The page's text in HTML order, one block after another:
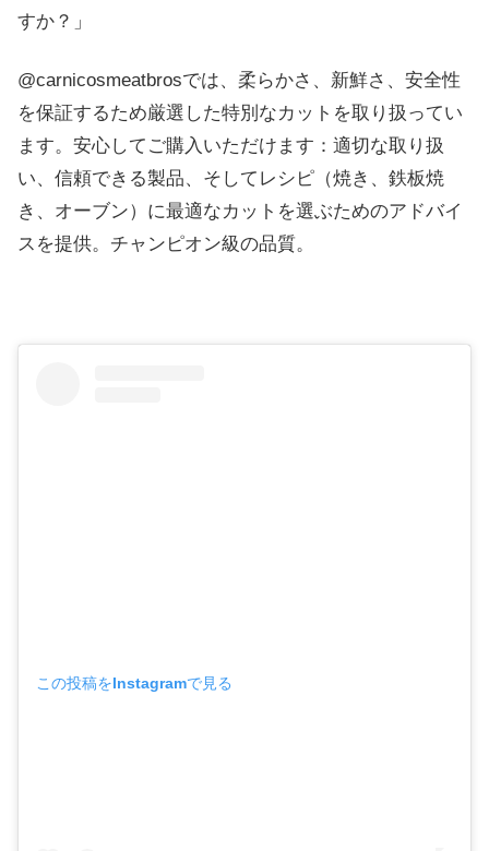
すか？」
@carnicosmeatbrosでは、柔らかさ、新鮮さ、安全性
を保証するため厳選した特別なカットを取り扱ってい
ます。安心してご購入いただけます：適切な取り扱
い、信頼できる製品、そしてレシピ（焼き、鉄板焼
き、オーブン）に最適なカットを選ぶためのアドバイ
スを提供。チャンピオン級の品質。
この投稿をInstagramで見る